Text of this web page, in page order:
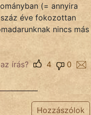
(= annyira
éve fokozottan
nincs más
az írás? 0
4
Hozzászólok